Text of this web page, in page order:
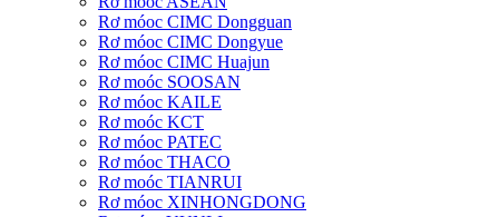
Rơ móoc CIMC Dongguan
Rơ móoc CIMC Dongyue
Rơ móoc CIMC Huajun
Rơ moóc SOOSAN
Rơ móoc KAILE
Rơ moóc KCT
Rơ móoc PATEC
Rơ móoc THACO
Rơ moóc TIANRUI
Rơ móoc XINHONGDONG